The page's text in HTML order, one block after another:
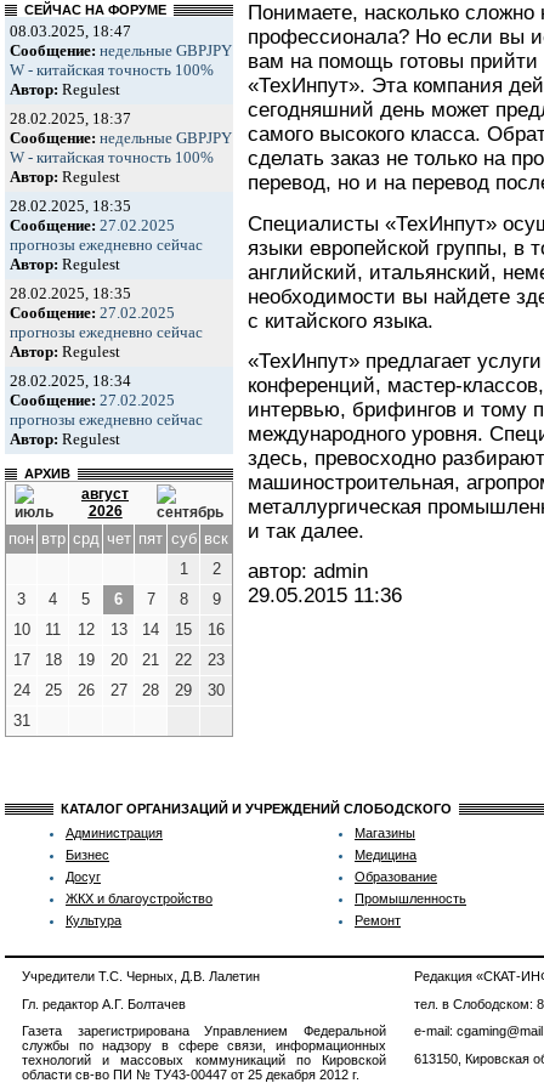
СЕЙЧАС НА ФОРУМЕ
08.03.2025, 18:47
Сообщение: недельные GBPJPY
W - китайская точность 100%
Автор: Regulest
28.02.2025, 18:37
Сообщение: недельные GBPJPY
W - китайская точность 100%
Автор: Regulest
28.02.2025, 18:35
Сообщение: 27.02.2025
прогнозы ежедневно сейчас
Автор: Regulest
28.02.2025, 18:35
Сообщение: 27.02.2025
прогнозы ежедневно сейчас
Автор: Regulest
28.02.2025, 18:34
Сообщение: 27.02.2025
прогнозы ежедневно сейчас
Автор: Regulest
АРХИВ
август
2026
пон втр срд чет пят суб вск
1
2
3
4 5 6 7 8
9
10
11 12 13 14 15
16
17
18 19 20 21 22
23
24
25 26 27 28 29
30
31
Понимаете, насколько сложно
профессионала? Но если вы
вам на помощь готовы прийти
«ТехИнпут». Эта компания
сегодняшний день может
самого высокого класса.
сделать заказ не только на
перевод, но и на перевод
Специалисты «ТехИнпут»
языки европейской группы, в
английский, итальянский,
необходимости вы найдете
с китайского языка.
«ТехИнпут» предлагает
конференций, мастер-
интервью, брифингов и тому
международного уровня.
здесь, превосходно
машиностроительная,
металлургическая
и так далее.
автор: admin
29.05.2015 11:36
КАТАЛОГ ОРГАНИЗАЦИЙ И УЧРЕЖДЕНИЙ СЛОБОДСКОГО
Администрация
Бизнес
Досуг
ЖКХ и благоустройство
Культура
Магазины
Медицина
Образование
Промышленность
Ремонт
Учредители Т.С. Черных, Д.В. Лалетин
Гл. редактор А.Г. Болтачев
Газета зарегистрирована Управлением Федеральной
службы по надзору в сфере связи, информационных
технологий и массовых коммуникаций по Кировской
области св-во ПИ № ТУ43-00447 от 25 декабря 2012 г.
Редакция «СКАТ-
тел. в Слободском:
e-mail:
613150, Кировская